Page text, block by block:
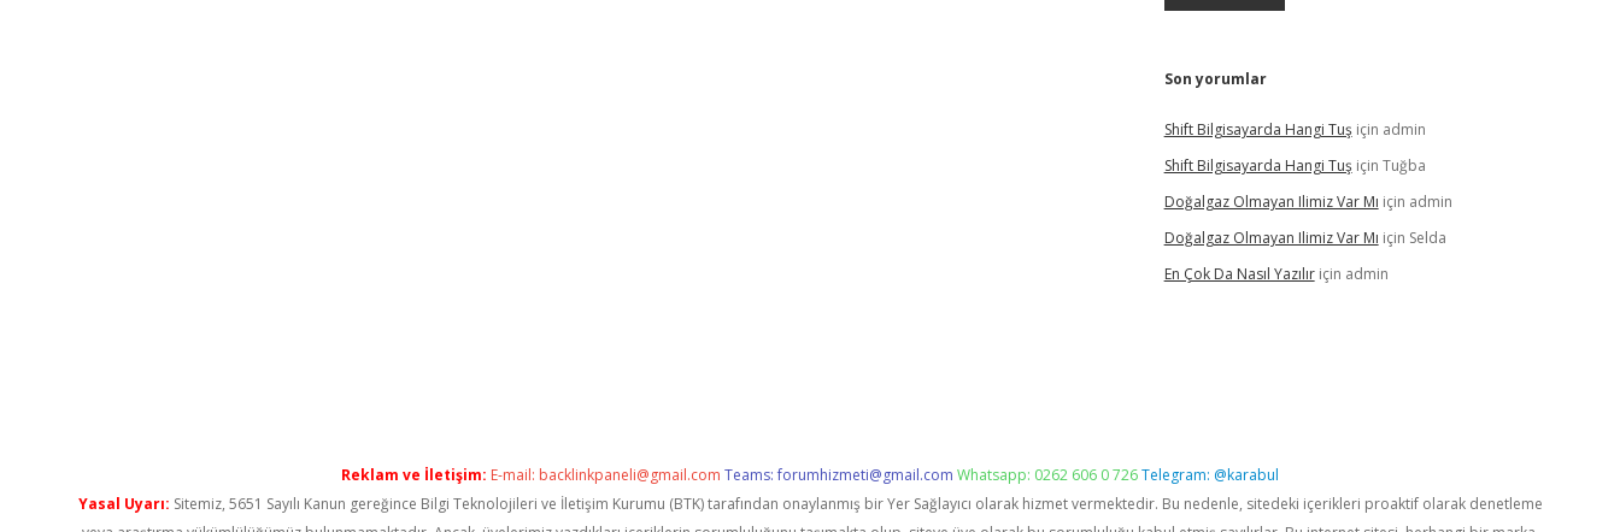
Son yorumlar
Shift Bilgisayarda Hangi Tuşiçin admin
Shift Bilgisayarda Hangi Tuşiçin Tuğba
Doğalgaz Olmayan Ilimiz Var Mı için admin
Doğalgaz Olmayan Ilimiz Var Mı için Selda
En Çok Da Nasıl Yazılıriçin admin
Reklam ve İletişim: E-mail: backlinkpaneli@gmail.com Teams:forumhizmeti@gmail.com Whatsapp: 0262 606 0 726Telegram: @karabul
Yasal Uyarı: Sitemiz, 5651 Sayılı Kanun gereğince Bilgi Teknolojileri ve İletişim Kurumu (BTK) tarafından onaylanmış bir Yer Sağlayıcı olarak hizmet vermektedir. Bu nedenle, sitedeki içerikleri proaktif olarak denetleme